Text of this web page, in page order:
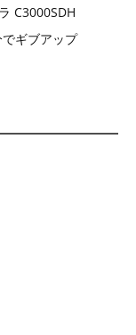
C3000SDH
ギブアップ